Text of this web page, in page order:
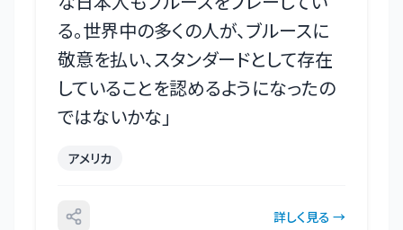
る。世界中の多くの人が、ブルースに
敬意を払い、スタンダードとして存在
していることを認めるようになったの
ではないかな 」
アメリカ
詳しく見る →